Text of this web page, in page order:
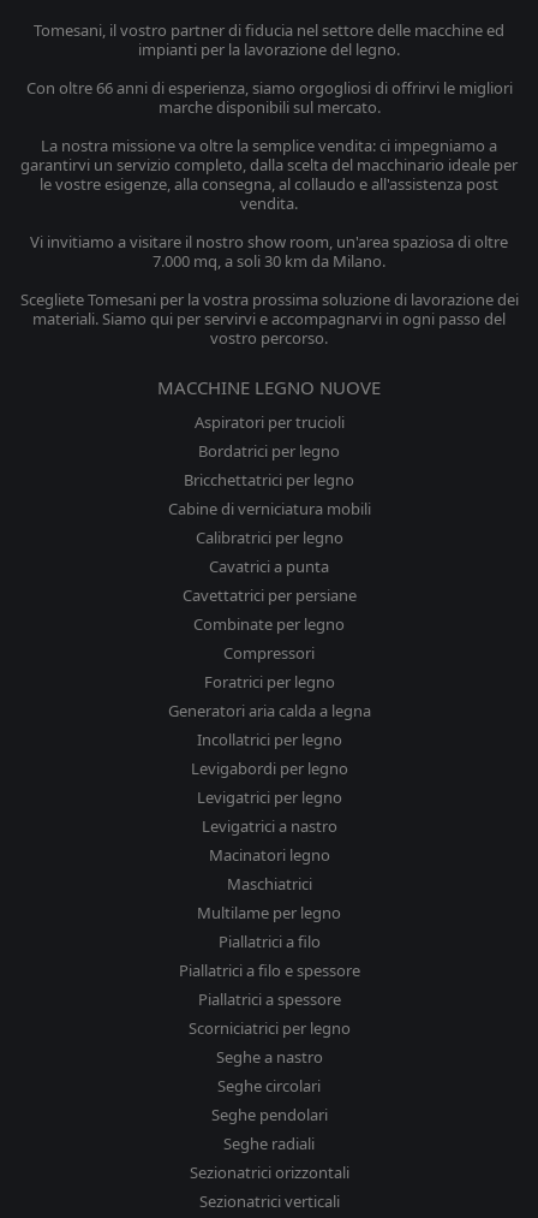
Tomesani, il vostro partner di fiducia nel settore delle macchine ed
impianti per la lavorazione del legno.
Con oltre 66 anni di esperienza, siamo orgogliosi di offrirvi le migliori
marche disponibili sul mercato.
La nostra missione va oltre la semplice vendita: ci impegniamo a
garantirvi un servizio completo, dalla scelta del macchinario ideale per
le vostre esigenze, alla consegna, al collaudo e all'assistenza post
vendita.
Vi invitiamo a visitare il nostro show room, un'area spaziosa di oltre
7.000 mq, a soli 30 km da Milano.
Scegliete Tomesani per la vostra prossima soluzione di lavorazione dei
materiali. Siamo qui per servirvi e accompagnarvi in ogni passo del
vostro percorso.
MACCHINE LEGNO NUOVE
Aspiratori per trucioli
Bordatrici per legno
Bricchettatrici per legno
Cabine di verniciatura mobili
Calibratrici per legno
Cavatrici a punta
Cavettatrici per persiane
Combinate per legno
Compressori
Foratrici per legno
Generatori aria calda a legna
Incollatrici per legno
Levigabordi per legno
Levigatrici per legno
Levigatrici a nastro
Macinatori legno
Maschiatrici
Multilame per legno
Piallatrici a filo
Piallatrici a filo e spessore
Piallatrici a spessore
Scorniciatrici per legno
Seghe a nastro
Seghe circolari
Seghe pendolari
Seghe radiali
Sezionatrici orizzontali
Sezionatrici verticali